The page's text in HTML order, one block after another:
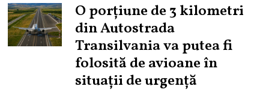
O porțiune de 3 kilometri
din Autostrada
Transilvania va putea fi
folosită de avioane în
situații de urgență